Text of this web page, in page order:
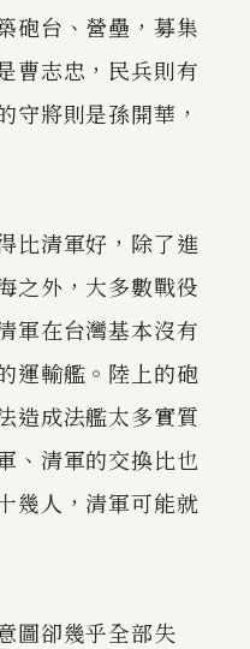
砲台、營壘，募集
曹志忠，民兵則有
守將則是孫開華，
比清軍好，除了進
之外，大多數戰役
軍在台灣基本沒有
運輸艦。陸上的砲
造成法艦太多實質
、清軍的交換比也
人，清軍可能就
圖卻幾乎全部失